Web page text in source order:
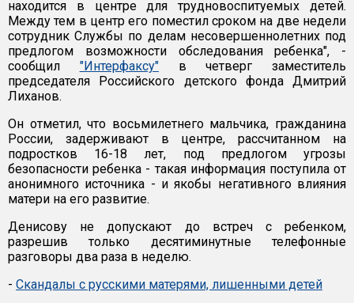
находится в центре для трудновоспитуемых детей.
Между тем в центр его поместил сроком на две недели
сотрудник Службы по делам несовершеннолетних под
предлогом возможности обследования ребенка", -
сообщил "Интерфаксу"в четверг заместитель
председателя Российского детского фонда Дмитрий
Лиханов.
Он отметил, что восьмилетнего мальчика, гражданина
России, задерживают в центре, рассчитанном на
подростков 16-18 лет, под предлогом угрозы
безопасности ребенка - такая информация поступила от
анонимного источника - и якобы негативного влияния
матери на его развитие.
Денисову не допускают до встреч с ребенком,
разрешив только десятиминутные телефонные
разговоры два раза в неделю.
- Скандалы с русскими матерями, лишенными детей